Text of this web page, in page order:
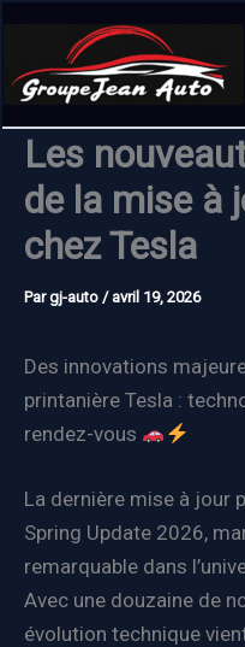
contenu
Les
de la mise à
chez Tesla
Pargj-auto / avril 19, 2026
Des innovations
printanière Tesla :
rendez-vous
La dernière mise à jour
Spring Update 2026,
remarquable dans
Avec une douzaine de
évolution technique